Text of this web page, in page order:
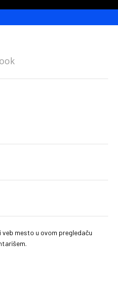
mesto u ovom pregledaču